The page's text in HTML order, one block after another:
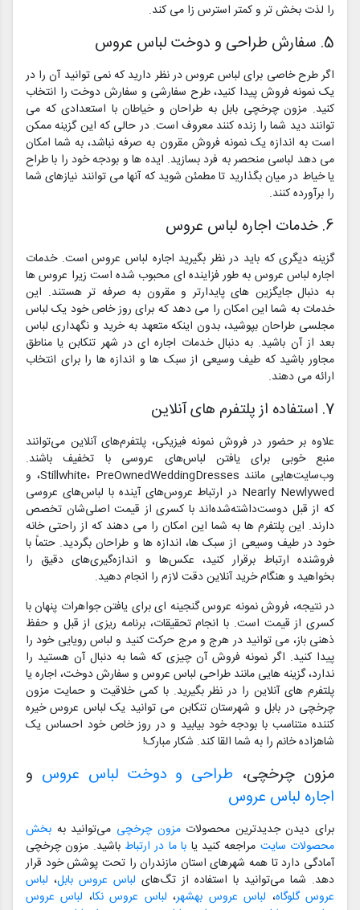
را لذت بخش تر و کمتر استرس زا می کند.
5. سفارش طراحی و دوخت لباس عروس
اگر طرح خاصی برای لباس عروس در نظر دارید که نمی توانید آن را در
یک نمونه فروش پیدا کنید، طرح سفارشی و سفارش دوخت را انتخاب
کنید. مزون چرخچی بابل به طراحان و خیاطان با استعدادی که می
توانند دید شما را زنده کنند معروف است. در حالی که این گزینه ممکن
است به اندازه یک نمونه فروش مقرون به صرفه نباشد، به شما امکان
می دهد لباسی منحصر به فرد بسازید. ایده ها و بودجه خود را با طراح
یا خیاط در میان بگذارید تا مطمئن شوید که آنها می توانند نیازهای شما
را برآورده کنند.
6. خدمات اجاره لباس عروس
گزینه دیگری که باید در نظر بگیرید اجاره لباس عروس است. خدمات
اجاره لباس عروس به طور فزاینده ای محبوب شده است زیرا عروس ها
به دنبال جایگزین های پایدارتر و مقرون به صرفه تر هستند. این
خدمات به شما این امکان را می دهد که برای روز خاص خود یک لباس
مجلسی طراحان بپوشید، بدون اینکه متعهد به خرید و نگهداری لباس
بعد از آن باشید. به دنبال خدمات اجاره ای در شهر تنکابن یا مناطق
مجاور باشید که طیف وسیعی از سبک ها و اندازه ها را برای انتخاب
ارائه می دهند.
7. استفاده از پلتفرم های آنلاین
علاوه بر حضور در فروش نمونه فیزیکی، پلتفرم‌های آنلاین می‌توانند
منبع خوبی برای یافتن لباس‌های عروسی با تخفیف باشند.
وب‌سایت‌هایی مانند Stillwhite، PreOwnedWeddingDresses، و
Nearly Newlywed در ارتباط عروس‌های آینده با لباس‌های عروسی
که از قبل دوست‌داشته‌شده‌اند با کسری از قیمت اصلی‌شان تخصص
دارند. این پلتفرم ها به شما این امکان را می دهند که از راحتی خانه
خود در طیف وسیعی از سبک ها، اندازه ها و طراحان بگردید. حتماً با
فروشنده ارتباط برقرار کنید، عکس‌ها و اندازه‌گیری‌های دقیق را
بخواهید و هنگام خرید آنلاین دقت لازم را انجام دهید.
در نتیجه، فروش نمونه عروس گنجینه ای برای یافتن جواهرات پنهان با
کسری از قیمت است. با انجام تحقیقات، برنامه ریزی از قبل و حفظ
ذهنی باز، می توانید در هرج و مرج حرکت کنید و لباس رویایی خود را
پیدا کنید. اگر نمونه فروش آن چیزی که شما به دنبال آن هستید را
ندارد، گزینه هایی مانند طراحی لباس عروس و سفارش دوخت، اجاره یا
پلتفرم های آنلاین را در نظر بگیرید. با کمی خلاقیت و حمایت مزون
چرخچی در بابل و شهرستان تنکابن می توانید یک لباس عروس خیره
کننده متناسب با بودجه خود بیابید و در روز خاص خود احساس یک
شاهزاده خانم را به شما القا کند. شکار مبارک!
مزون چرخچی، طراحی و دوخت لباس عروس و
اجاره لباس عروس
برای دیدن جدیدترین محصولاتمزون چرخچی می‌توانید به بخش
محصولات سایت مراجعه کنید یا با ما در ارتباط باشید. مزون چرخچی
آمادگی دارد تا همه شهرهای استان مازندران را تحت پوشش خود قرار
دهد. شما می‌توانید با استفاده از تگ‌های لباس عروس بابل، لباس
عروس گلوگاه، لباس عروس بهشهر، لباس عروس نکا، لباس عروس